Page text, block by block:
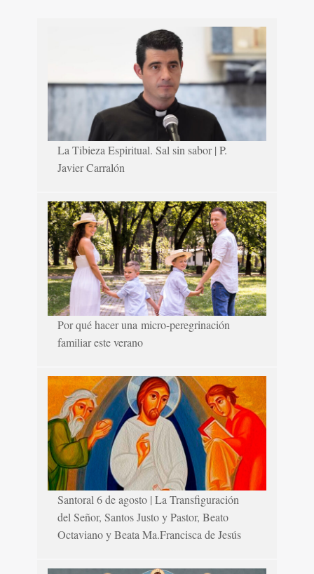
La Tibieza Espiritual. Sal sin sabor | P.
Javier Carralón
Por qué hacer una micro-peregrinación
familiar este verano
Santoral 6 de agosto | La Transfiguración
del Señor, Santos Justo y Pastor, Beato
Octaviano y Beata Ma.Francisca de Jesús